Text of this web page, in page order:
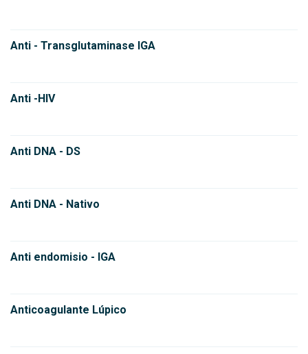
Anti - Transglutaminase IGA
Anti -HIV
Anti DNA - DS
Anti DNA - Nativo
Anti endomisio - IGA
Anticoagulante Lúpico